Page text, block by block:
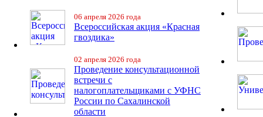
06 апреля 2026 года
Всероссийская акция «Красная
гвоздика»
02 апреля 2026 года
Проведение консультационной
встречи с
налогоплательщиками с УФНС
России по Сахалинской
области